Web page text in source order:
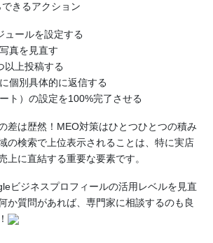
きるアクション
ュールを設定する
真を見直す
以上投稿する
個別具体的に返信する
ト）の設定を100%完了させる
差は歴然！MEO対策はひとつひとつの積み
の検索で上位表示されることは、特に実店
上に直結する重要な要素です。
ビジネスプロフィールの活用レベルを見直
か質問があれば、専門家に相談するのも良